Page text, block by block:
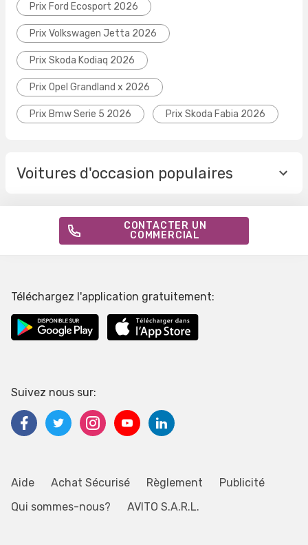
Prix Ford Ecosport 2026
Prix Volkswagen Jetta 2026
Prix Skoda Kodiaq 2026
Prix Opel Grandland x 2026
Prix Bmw Serie 5 2026 Prix Skoda Fabia 2026
Voitures d'occasion populaires
CONTACTER UN
COMMERCIAL
Aide Achat Sécurisé Règlement
Publicité
Qui sommes-nous?
AVITO S.A.R.L.
Téléchargez l'application gratuitement:
Suivez nous sur: